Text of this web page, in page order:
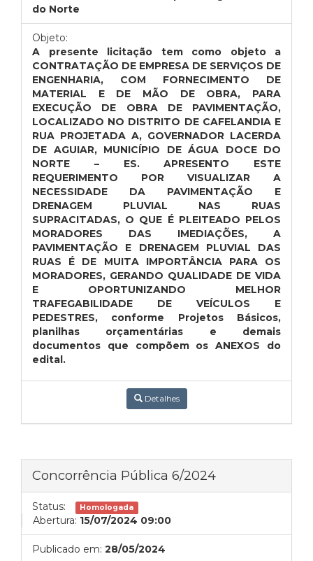
do Norte
Objeto:
A presente licitação tem como objeto a
CONTRATAÇÃO DE EMPRESA DE SERVIÇOS DE
ENGENHARIA, COM FORNECIMENTO DE
MATERIAL E DE MÃO DE OBRA, PARA
EXECUÇÃO DE OBRA DE PAVIMENTAÇÃO,
LOCALIZADO NO DISTRITO DE CAFELANDIA E
RUA PROJETADA A, GOVERNADOR LACERDA
DE AGUIAR, MUNICÍPIO DE ÁGUA DOCE DO
NORTE – ES. APRESENTO ESTE
REQUERIMENTO POR VISUALIZAR A
NECESSIDADE DA PAVIMENTAÇÃO E
DRENAGEM PLUVIAL NAS RUAS
SUPRACITADAS, O QUE É PLEITEADO PELOS
MORADORES DAS IMEDIAÇÕES, A
PAVIMENTAÇÃO E DRENAGEM PLUVIAL DAS
RUAS É DE MUITA IMPORTÂNCIA PARA OS
MORADORES, GERANDO QUALIDADE DE VIDA
E OPORTUNIZANDO MELHOR
TRAFEGABILIDADE DE VEÍCULOS E
PEDESTRES, conforme Projetos Básicos,
planilhas orçamentárias e demais
documentos que compõem os ANEXOS do
edital.
Detalhes
Concorrência Pública 6/2024
Status: Homologada
Abertura: 15/07/2024 09:00
Publicado em: 28/05/2024